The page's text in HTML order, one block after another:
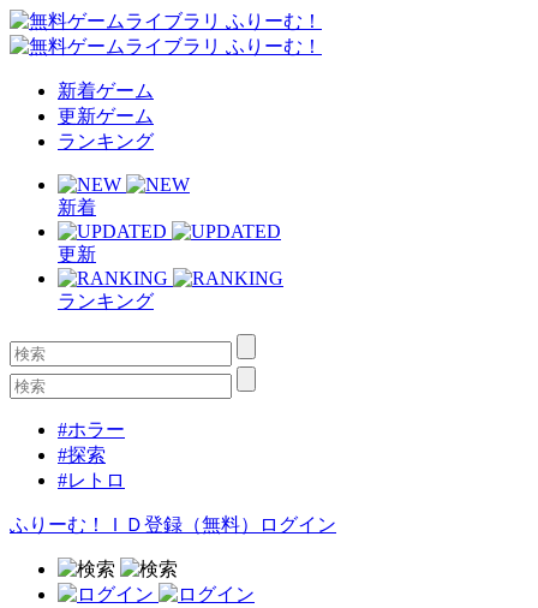
新着ゲーム
更新ゲーム
ランキング
新着
更新
ランキング
#ホラー
#探索
#レトロ
ふりーむ！ＩＤ登録（無料） ログイン